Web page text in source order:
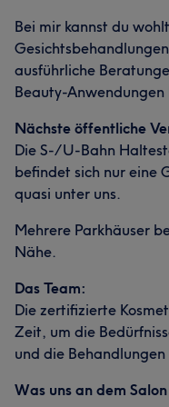
Bei mir kannst du
ausführliche
Beauty-Anwendungen
Nächste öffentliche
Die S-/U-Bahn
befindet sich nur eine
quasi unter uns.
Mehrere Parkhäuser
Nähe.
Das Team:
Die zertifizierte
Zeit, um die
und die
Was uns an dem